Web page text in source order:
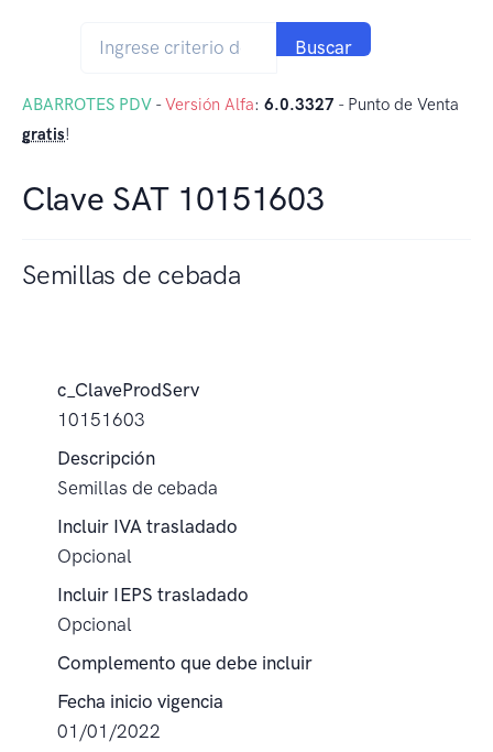
Buscar
ABARROTES PDV -Versión Alfa: 6.0.3327 - Punto de Venta
gratis!
Clave SAT 10151603
Semillas de cebada
c_ClaveProdServ
10151603
Descripción
Semillas de cebada
Incluir IVA trasladado
Opcional
Incluir IEPS trasladado
Opcional
Complemento que debe incluir
Fecha inicio vigencia
01/01/2022